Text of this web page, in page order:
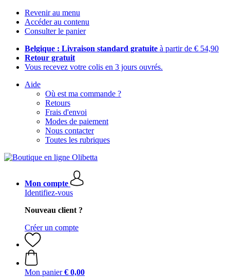
Revenir au menu
Accéder au contenu
Consulter le panier
Belgique : Livraison standard gratuite à partir de € 54,90
Retour gratuit
Vous recevez votre colis en 3 jours ouvrés.
Aide
Où est ma commande ?
Retours
Frais d'envoi
Modes de paiement
Nous contacter
Toutes les rubriques
Mon compte
Identifiez-vous
Nouveau client ?
Créer un compte
Mon panier € 0,00